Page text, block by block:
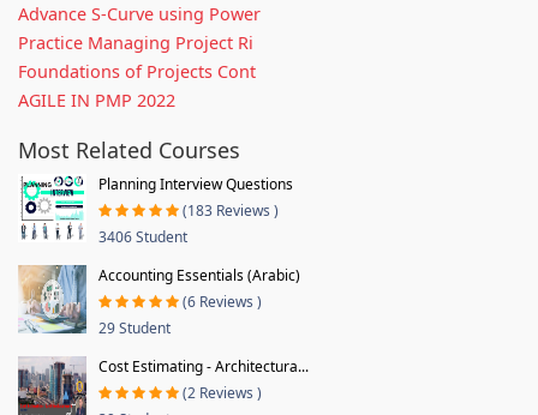
Advance S-Curve using Power
Practice Managing Project Ri
Foundations of Projects Cont
AGILE IN PMP 2022
Most Related Courses
Planning Interview Questions
(183 Reviews )
3406 Student
Accounting Essentials (Arabic)
(6 Reviews )
29 Student
Cost Estimating - Architectura...
(2 Reviews )